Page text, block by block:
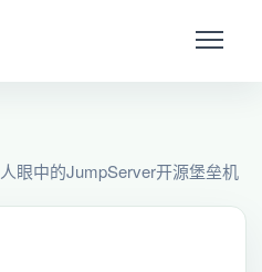
眼中的JumpServer开源堡垒机